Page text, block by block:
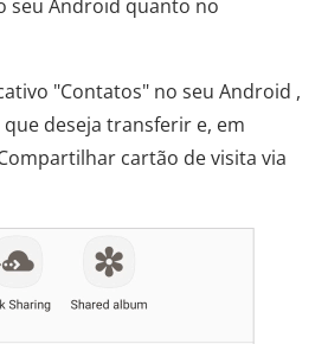
seu Android quanto no
"Contatos" no seu Android ,
deseja transferir e, em
cartão de visita via